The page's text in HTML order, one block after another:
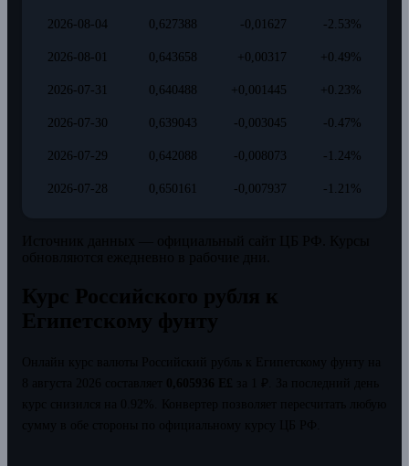
2026-08-04 0,627388 -0,01627 -2.53%
2026-08-01 0,643658 +0,00317 +0.49%
2026-07-31 0,640488 +0,001445 +0.23%
2026-07-30 0,639043 -0,003045 -0.47%
2026-07-29 0,642088 -0,008073 -1.24%
2026-07-28 0,650161 -0,007937 -1.21%